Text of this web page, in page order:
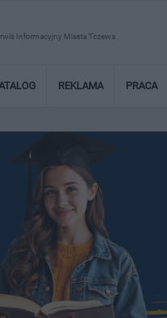
Informacyjny Miasta Tczewa
REKLAMA PRACA